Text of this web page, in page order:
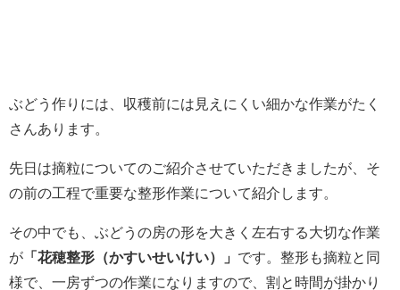
ぶどう作りには、収穫前には見えにくい細かな作業がたく
さんあります。
先日は摘粒についてのご紹介させていただきましたが、そ
の前の工程で重要な整形作業について紹介します。
その中でも、ぶどうの房の形を大きく左右する大切な作業
が 「花穂整形（かすいせいけい）」 です。整形も摘粒と同
様で、一房ずつの作業になりますので、割と時間が掛かり